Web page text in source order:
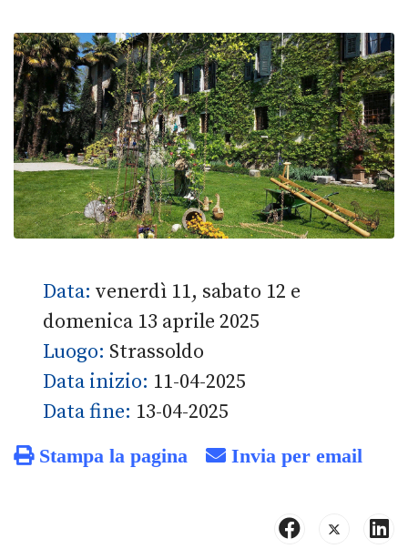
Data: venerdì 11, sabato 12 e
domenica 13 aprile 2025
Luogo: Strassoldo
Data inizio: 11-04-2025
Data fine: 13-04-2025
Stampa la pagina Invia per email